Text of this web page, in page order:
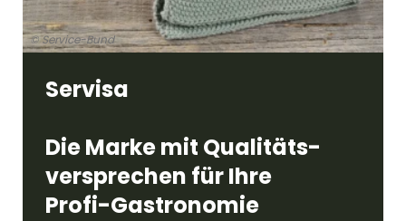
© Service-Bund
Servisa
Die Marke mit Qualitäts-
versprechen für Ihre
Profi-Gastronomie